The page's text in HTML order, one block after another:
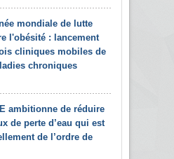
mondiale de lutte
l'obésité : lancement
cliniques mobiles de
chroniques
ambitionne de réduire
de perte d’eau qui est
de l’ordre de